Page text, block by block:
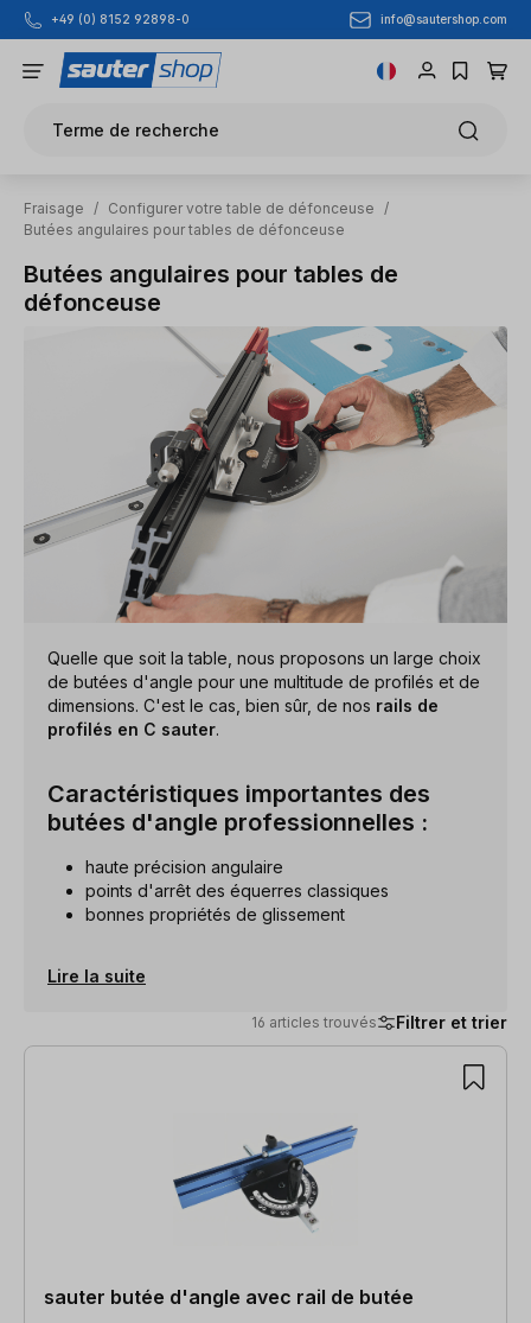
Passer au contenu principal
+49 (0) 8152 92898-0 info@sautershop.com
Terme de recherche
Fraisage / Configurer votre table de défonceuse
/
Butées angulaires pour tables de défonceuse
Butées angulaires pour tables de
défonceuse
Quelle que soit la table, nous proposons un large choix
de butées d'angle pour une multitude de profilés et de
dimensions. C'est le cas, bien sûr, de nos rails de
profilés en C sauter.
Caractéristiques importantes des
butées d'angle professionnelles :
haute précision angulaire
points d'arrêt des équerres classiques
bonnes propriétés de glissement
Lire la suite
16 articles trouvés Filtrer et trier
16 articles trouvés
sauter butée d'angle avec rail de butée